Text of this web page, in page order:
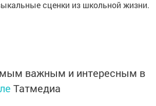
сценки из школьной жизни.
важным и интересным в
Татмедиа